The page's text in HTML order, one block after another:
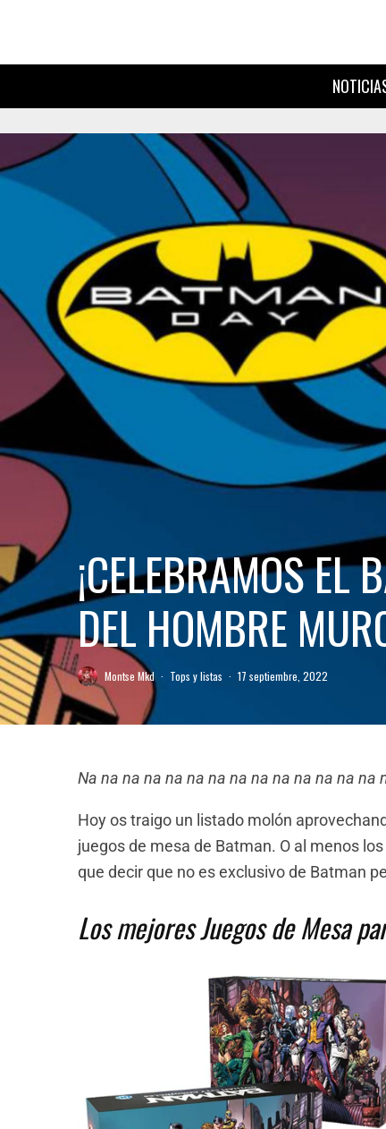
¡CELEBRAMOS EL
DEL HOMBRE
Montse Mkd · Tops y listas · 17 septiembre, 2022
Na na na na na na na na na na na na na na
Hoy os traigo un listado molón
juegos de mesa de Batman. O al menos
que decir que no es exclusivo de Batman
Los mejores Juegos de Mesa